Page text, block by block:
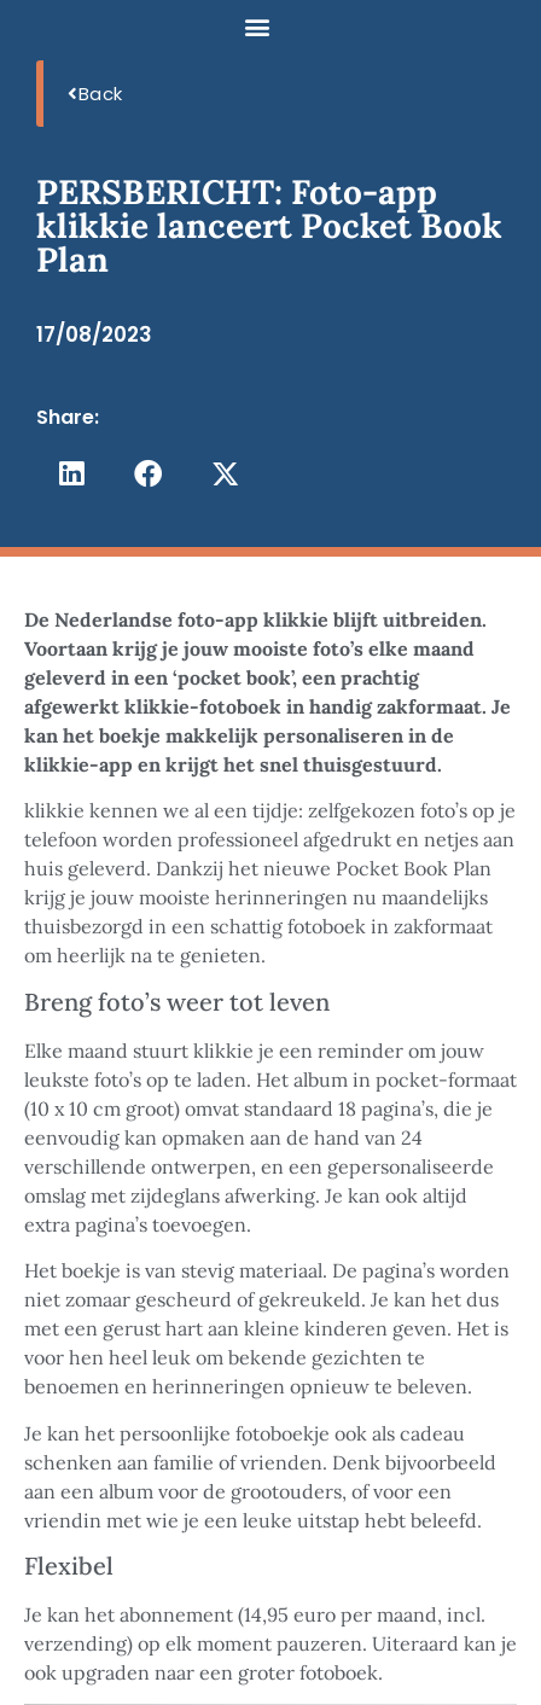
Back
PERSBERICHT: Foto-app
klikkie lanceert Pocket Book
Plan
17/08/2023
Share:
De Nederlandse foto-app klikkie blijft uitbreiden.
Voortaan krijg je jouw mooiste foto’s elke maand
geleverd in een ‘pocket book’, een prachtig
afgewerkt klikkie-fotoboek in handig zakformaat. Je
kan het boekje makkelijk personaliseren in de
klikkie-app en krijgt het snel thuisgestuurd.
klikkie kennen we al een tijdje: zelfgekozen foto’s op je
telefoon worden professioneel afgedrukt en netjes aan
huis geleverd. Dankzij het nieuwe Pocket Book Plan
krijg je jouw mooiste herinneringen nu maandelijks
thuisbezorgd in een schattig fotoboek in zakformaat
om heerlijk na te genieten.
Breng foto’s weer tot leven
Elke maand stuurt klikkie je een reminder om jouw
leukste foto’s op te laden. Het album in pocket-formaat
(10 x 10 cm groot) omvat standaard 18 pagina’s, die je
eenvoudig kan opmaken aan de hand van 24
verschillende ontwerpen, en een gepersonaliseerde
omslag met zijdeglans afwerking. Je kan ook altijd
extra pagina’s toevoegen.
Het boekje is van stevig materiaal. De pagina’s worden
niet zomaar gescheurd of gekreukeld. Je kan het dus
met een gerust hart aan kleine kinderen geven. Het is
voor hen heel leuk om bekende gezichten te
benoemen en herinneringen opnieuw te beleven.
Je kan het persoonlijke fotoboekje ook als cadeau
schenken aan familie of vrienden. Denk bijvoorbeeld
aan een album voor de grootouders, of voor een
vriendin met wie je een leuke uitstap hebt beleefd.
Flexibel
Je kan het abonnement (14,95 euro per maand, incl.
verzending) op elk moment pauzeren. Uiteraard kan je
ook upgraden naar een groter fotoboek.